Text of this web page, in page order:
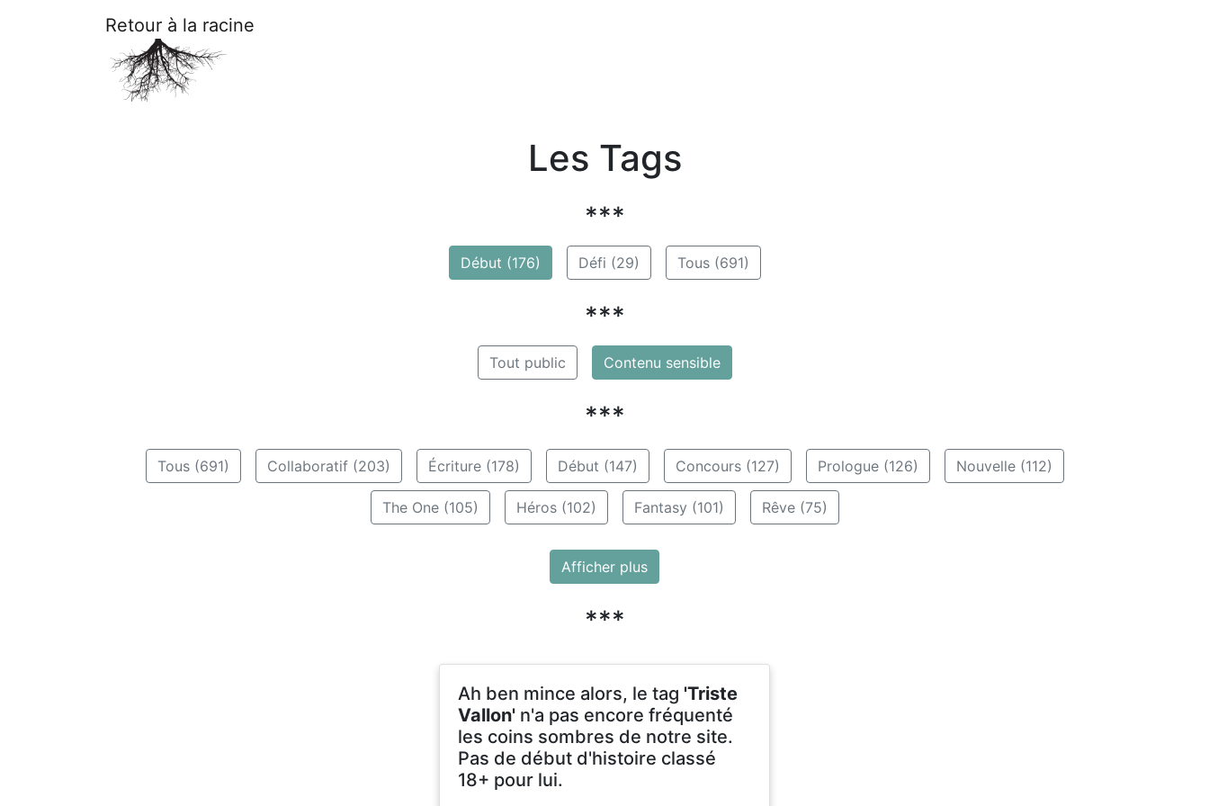
Retour à la racine
Les Tags
***
Début (176) Défi (29) Tous (691)
***
Tout public Contenu sensible
***
Tous (691) Collaboratif (203) Écriture (178) Début (147) Concours (127) Prologue (126) Nouvelle (112)
The One (105) Héros (102) Fantasy (101) Rêve (75)
Afficher plus
***
Ah ben mince alors, le tag 'Triste
Vallon' n'a pas encore fréquenté
les coins sombres de notre site.
Pas de début d'histoire classé
18+ pour lui.